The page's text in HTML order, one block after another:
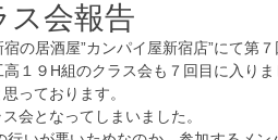
ス会報告
の居酒屋”カンパイ屋新宿店”にて第
１９H組のクラス会も７回目に入り
っております。
会となってしまいました。